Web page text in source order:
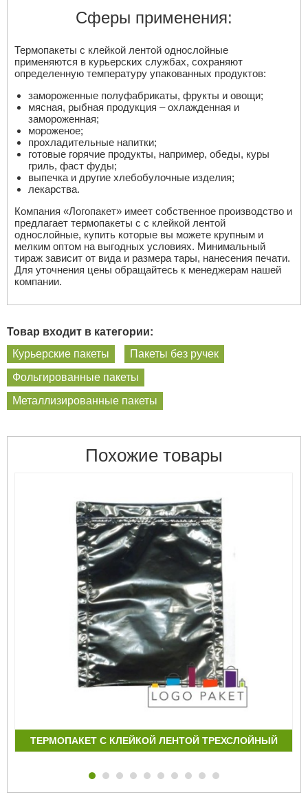
Сферы применения:
Термопакеты с клейкой лентой однослойные
применяются в курьерских службах, сохраняют
определенную температуру упакованных продуктов:
замороженные полуфабрикаты, фрукты и овощи;
мясная, рыбная продукция – охлажденная и
замороженная;
мороженое;
прохладительные напитки;
готовые горячие продукты, например, обеды, куры
гриль, фаст фуды;
выпечка и другие хлебобулочные изделия;
лекарства.
Компания «Логопакет» имеет собственное производство и
предлагает термопакеты с с клейкой лентой
однослойные, купить которые вы можете крупным и
мелким оптом на выгодных условиях. Минимальный
тираж зависит от вида и размера тары, нанесения печати.
Для уточнения цены обращайтесь к менеджерам нашей
компании.
Товар входит в категории:
Курьерские пакеты
Пакеты без ручек
Фольгированные пакеты
Металлизированные пакеты
Похожие товары
ТЕРМОПАКЕТ С КЛЕЙКОЙ ЛЕНТОЙ ТРЕХСЛОЙНЫЙ